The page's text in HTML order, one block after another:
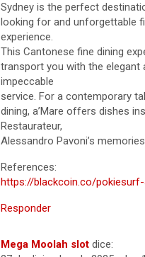
Sydney is the perfect
looking for and unforgettable
experience.
This Cantonese fine dining
transport you with the elegant
impeccable
service. For a contemporary
dining, a’Mare offers dishes
Restaurateur,
Alessandro Pavoni’s
References:
https://blackcoin.co/
Responder
Mega Moolah slot dice: